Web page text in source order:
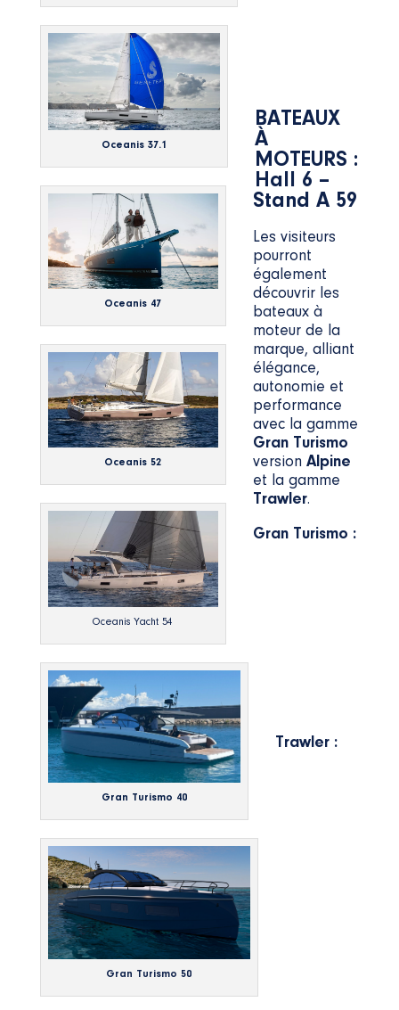
Oceanis 37.1
Oceanis 47
Oceanis 52
Oceanis Yacht 54
BATEAUX
À
MOTEURS :
Hall 6 –
Stand A 59
Les visiteurs
pourront
également
découvrir les
bateaux à
moteur de la
marque, alliant
élégance,
autonomie et
performance
avec la gamme
Gran Turismo
version Alpine
et la gamme
Trawler.
Gran Turismo :
Gran Turismo 40
Gran Turismo 50
Trawler :